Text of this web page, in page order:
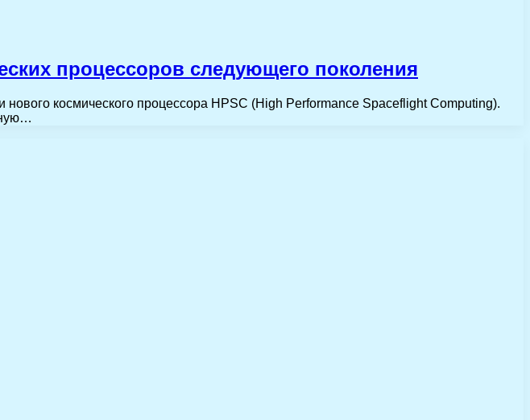
процессоров следующего поколения
космического процессора HPSC (High Performance Spaceflight Computing).